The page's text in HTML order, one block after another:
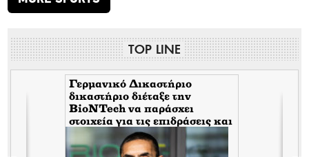
TOP LINE
Γερμανικό Δικαστήριο
δικαστήριο διέταξε την
BioNTech να παράσχει
στοιχεία για τις επιδράσεις και
τις παρενέργειες των παρτίδων
FE6975 και 1D020A